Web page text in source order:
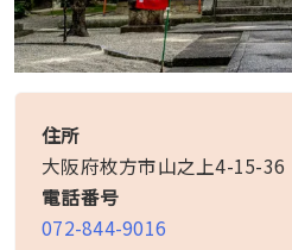
住所
大阪府枚方市山之上4-15-36
電話番号
072-844-9016